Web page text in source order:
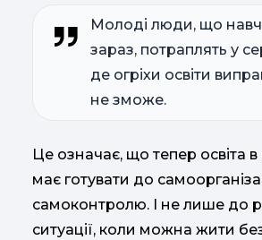
Молоді люди, що
зараз, потраплять у
де огріхи освіти
не зможе.
Це означає, що тепер освіта
має готувати до
самоконтролю. І не лише до
ситуації, коли можна жити